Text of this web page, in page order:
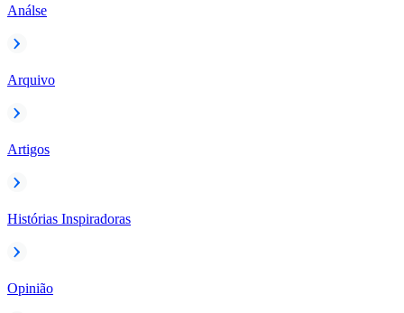
Análse
Arquivo
Artigos
Histórias Inspiradoras
Opinião